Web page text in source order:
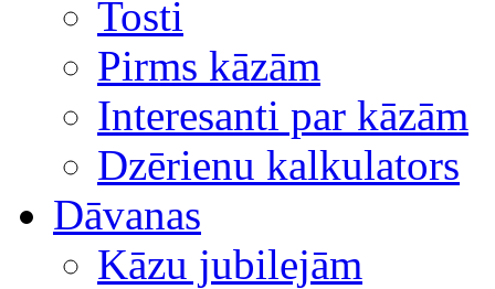
Tosti
Pirms kāzām
Interesanti par kāzām
Dzērienu kalkulators
Dāvanas
Kāzu jubilejām